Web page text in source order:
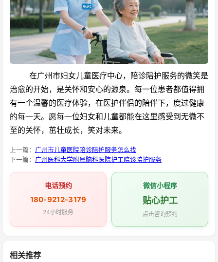
在广州市妇女儿童医疗中心，陪诊陪护服务的微笑是
治愈的开始，是关怀和安心的源泉。每一位患者都值得拥
有一个温馨的医疗体验，在医护伴侣的陪伴下，度过健康
的每一天。愿每一位妇女和儿童都能在这里感受到无微不
至的关怀，茁壮成长，笑对未来。
上一篇： 广州市儿童医院陪诊陪护服务怎么找
下一篇： 广州医科大学附属脑科医院护工陪诊陪护服务
电话预约
180-9212-3179
24小时服务
微信小程序
贴心护工
点击咨询预约
相关推荐